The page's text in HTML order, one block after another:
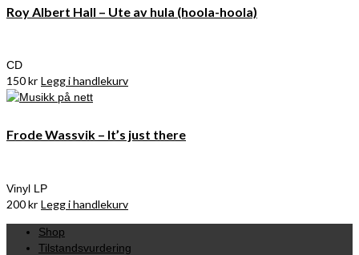
Roy Albert Hall – Ute av hula (hoola-hoola)
CD
150kr Legg i handlekurv
Frode Wassvik – It’s just there
Vinyl LP
200kr Legg i handlekurv
Shop
Tilstandsvurdering